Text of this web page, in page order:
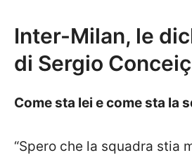
Inter-Milan, le
di Sergio
Come sta lei e come sta la
“Spero che la squadra stia